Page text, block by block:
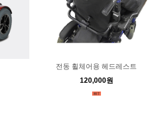
전동 휠체어용 헤드레스트
120,000원